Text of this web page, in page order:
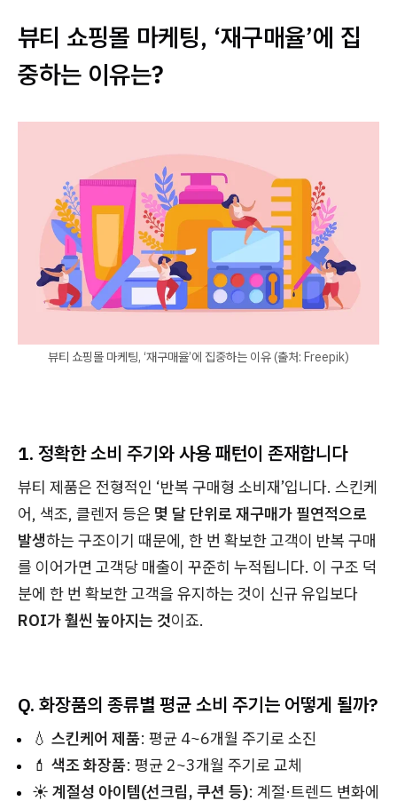
뷰티 쇼핑몰 마케팅, ‘재구매율’에 집
중하는 이유는?
뷰티 쇼핑몰 마케팅, ‘재구매율’에 집중하는 이유 (출처: Freepik)
1. 정확한 소비 주기와 사용 패턴이 존재합니다
뷰티 제품은 전형적인 ‘반복 구매형 소비재’입니다. 스킨케
어, 색조, 클렌저 등은 몇 달 단위로 재구매가 필연적으로
발생하는 구조이기 때문에, 한 번 확보한 고객이 반복 구매
를 이어가면 고객당 매출이 꾸준히 누적됩니다. 이 구조 덕
분에 한 번 확보한 고객을 유지하는 것이 신규 유입보다
ROI가 훨씬 높아지는 것이죠.
Q. 화장품의 종류별 평균 소비 주기는 어떻게 될까?
💧 스킨케어 제품: 평균 4~6개월 주기로 소진
💄 색조 화장품: 평균 2~3개월 주기로 교체
☀️ 계절성 아이템(선크림, 쿠션 등): 계절·트렌드 변화에